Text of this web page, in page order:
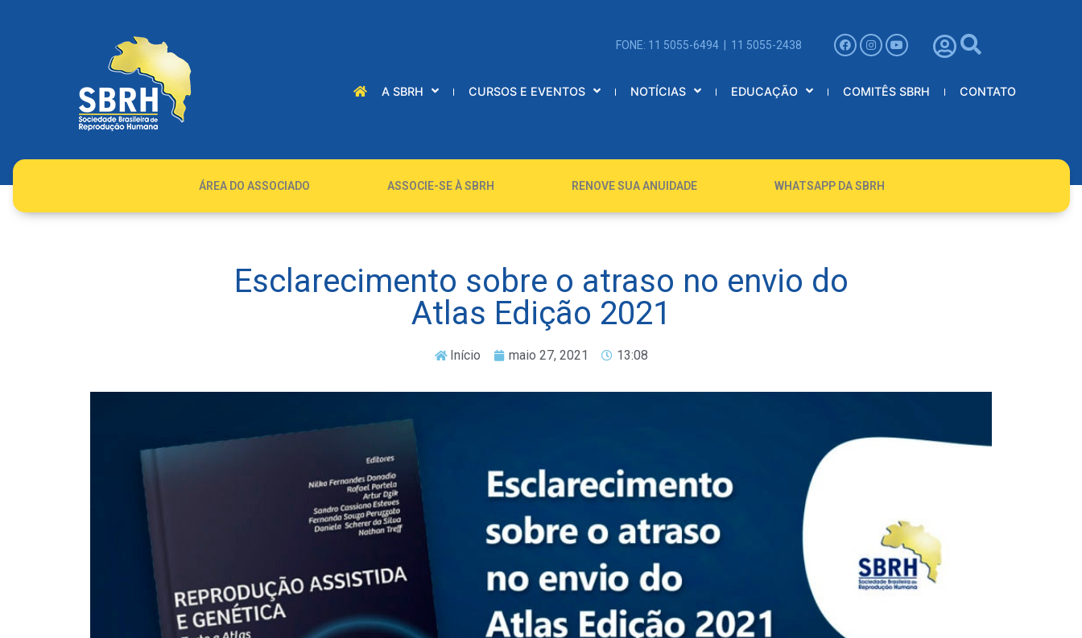
FONE: 11 5055-6494 | 11 5055-2438
A SBRH CURSOS E EVENTOS NOTÍCIAS EDUCAÇÃO COMITÊS SBRH CONTATO
ÁREA DO ASSOCIADO ASSOCIE-SE À SBRH RENOVE SUA ANUIDADE WHATSAPP DA SBRH
Esclarecimento sobre o atraso no envio do
Atlas Edição 2021
Início maio 27, 2021 13:08